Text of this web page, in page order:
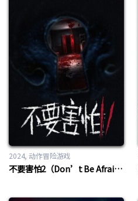
2024 动作冒险游戏
不要害怕2（Don’t Be Afraid 2）